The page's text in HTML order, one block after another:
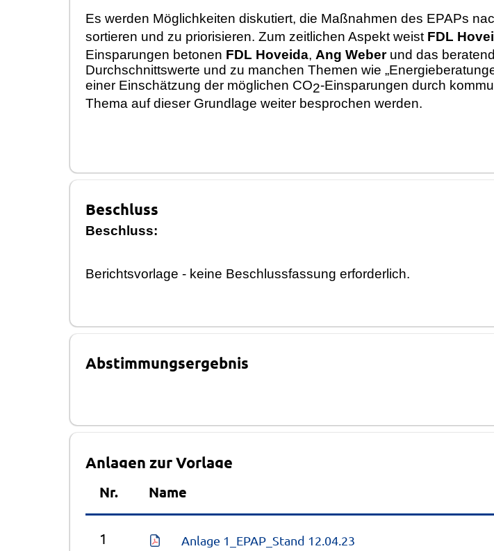
Es werden Möglichkeiten diskutiert, die Maßnahmen des EPAPs n
sortieren und zu priorisieren. Zum zeitlichen Aspekt weist FDL
Einsparungen betonen FDL Hoveida, Ang Weberund das
Durchschnittswerte und zu manchen Themen wie „
einer Einschätzung der möglichen CO2-Einsparungen durch
Thema auf dieser Grundlage weiter besprochen werden.
Beschluss
Beschluss:
Berichtsvorlage - keine Beschlussfassung erforderlich.
Abstimmungsergebnis
Anlagen zur Vorlage
Nr. Name
1 Anlage 1_EPAP_Stand 12.04.23